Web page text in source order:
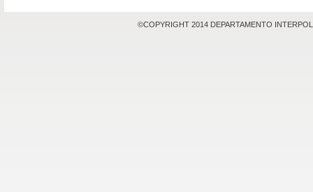
©COPYRIGHT 2014 DEPARTAMENTO